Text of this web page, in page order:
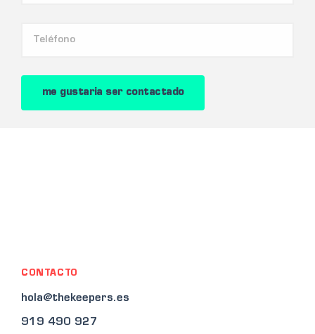
me gustaria ser contactado
CONTACTO
hola@thekeepers.es
919 490 927